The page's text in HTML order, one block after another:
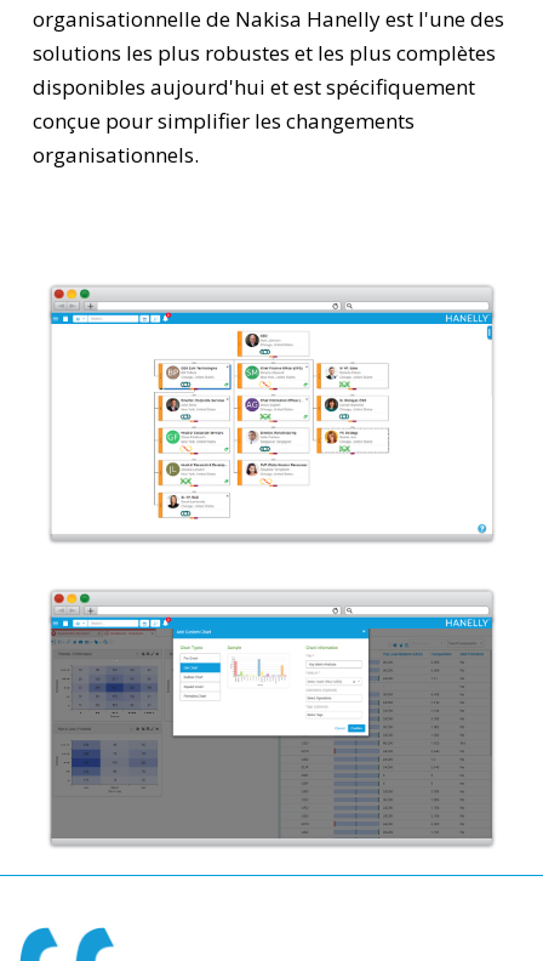
organisationnelle de Nakisa Hanelly est l'une des
solutions les plus robustes et les plus complètes
disponibles aujourd'hui et est spécifiquement
conçue pour simplifier les changements
organisationnels.